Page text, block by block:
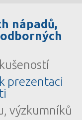
nápadů,
k prezentaci
výzkumníků